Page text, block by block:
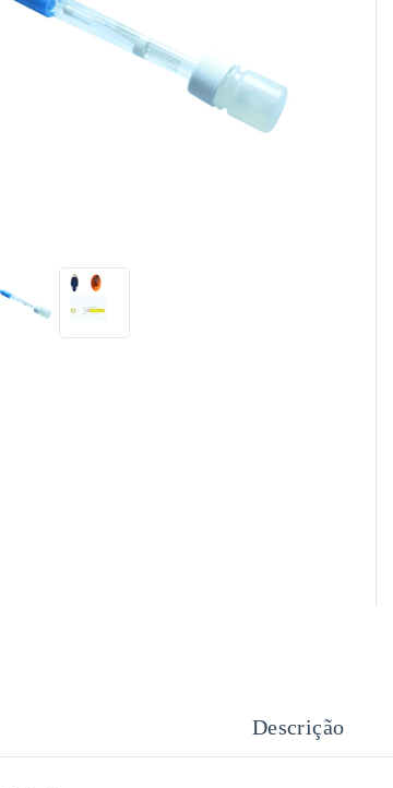
Descrição